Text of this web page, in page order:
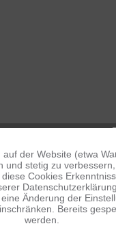
der Website (etwa
stetig zu
Cookies
Änderung der
Bereits
werden.